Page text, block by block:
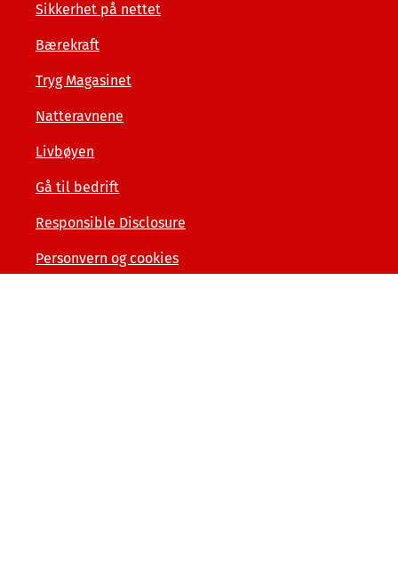
Sikkerhet på nettet
Bærekraft
Tryg Magasinet
Natteravnene
Livbøyen
Gå til bedrift
Responsible Disclosure
Personvern og cookies